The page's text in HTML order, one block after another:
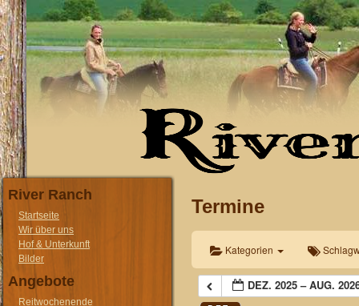
River Ranch
Startseite
Wir über uns
Hof & Unterkunft
Bilder
Angebote
Reitwochenende
Termine
Kategorien
DEZ. 2025 – AUG.